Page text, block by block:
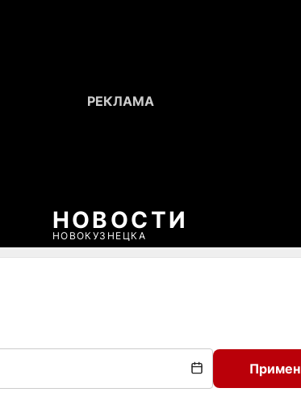
НОВОСТИ
НОВОКУЗНЕЦКА